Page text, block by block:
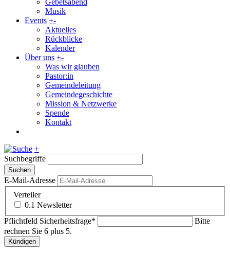
Gebetsabend
Musik
Events +-
Aktuelles
Rückblicke
Kalender
Über uns +-
Was wir glauben
Pastor:in
Gemeindeleitung
Gemeindegeschichte
Mission & Netzwerke
Spende
Kontakt
+
Suchbegriffe
Suchen
E-Mail-Adresse
Verteiler
0.1 Newsletter
Pflichtfeld Sicherheitsfrage*
Bitte
rechnen Sie 6 plus 5.
Kündigen